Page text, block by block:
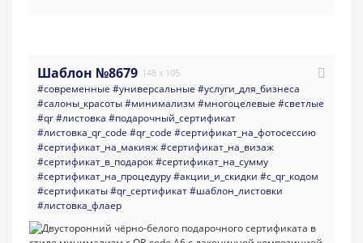
Шаблон №8679 148 x 105
#современные #универсальные #услуги_для_бизнеса
#салоны_красоты#минимализм #многоцелевые #светлые
#qr#листовка #подарочный_сертификат
#листовка_qr_code #qr_code #сертификат_на_фотосессию
#сертификат_на_макияж#сертификат_на_визаж
#сертификат_в_подарок#сертификат_на_сумму
#сертификат_на_процедуру#акции_и_скидки #с_qr_кодом
#сертификаты#qr_сертификат#шаблон_листовки
#листовка_флаер